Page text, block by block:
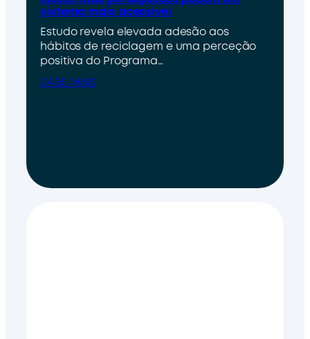
sistema mais acessível
Estudo revela elevada adesão aos
hábitos de reciclagem e uma perceção
positiva do Programa…
SABE MAIS